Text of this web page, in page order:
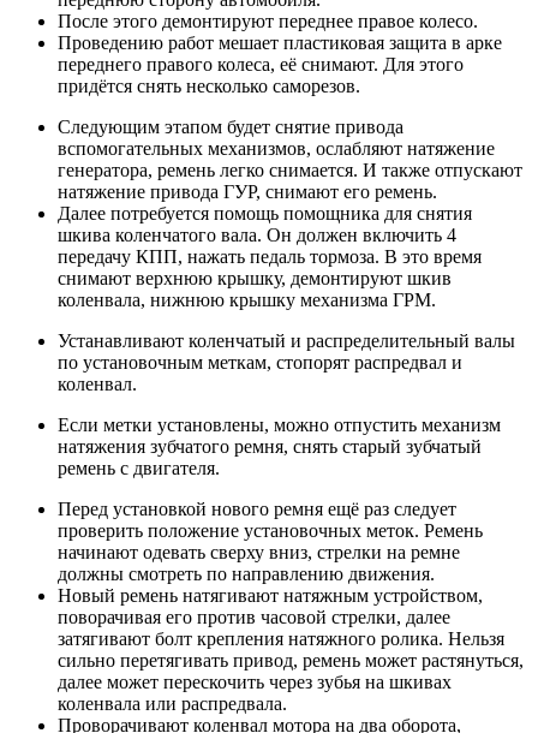
После этого демонтируют переднее правое колесо.
Проведению работ мешает пластиковая защита в арке
переднего правого колеса, её снимают. Для этого
придётся снять несколько саморезов.
Следующим этапом будет снятие привода
вспомогательных механизмов, ослабляют натяжение
генератора, ремень легко снимается. И также отпускают
натяжение привода ГУР, снимают его ремень.
Далее потребуется помощь помощника для снятия
шкива коленчатого вала. Он должен включить 4
передачу КПП, нажать педаль тормоза. В это время
снимают верхнюю крышку, демонтируют шкив
коленвала, нижнюю крышку механизма ГРМ.
Устанавливают коленчатый и распределительный валы
по установочным меткам, стопорят распредвал и
коленвал.
Если метки установлены, можно отпустить механизм
натяжения зубчатого ремня, снять старый зубчатый
ремень с двигателя.
Перед установкой нового ремня ещё раз следует
проверить положение установочных меток. Ремень
начинают одевать сверху вниз, стрелки на ремне
должны смотреть по направлению движения.
Новый ремень натягивают натяжным устройством,
поворачивая его против часовой стрелки, далее
затягивают болт крепления натяжного ролика. Нельзя
сильно перетягивать привод, ремень может растянуться,
далее может перескочить через зубья на шкивах
коленвала или распредвала.
Проворачивают коленвал мотора на два оборота,